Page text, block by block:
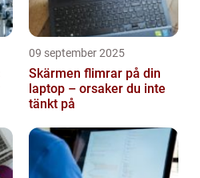
09 september 2025
Skärmen flimrar på din
laptop – orsaker du inte
tänkt på